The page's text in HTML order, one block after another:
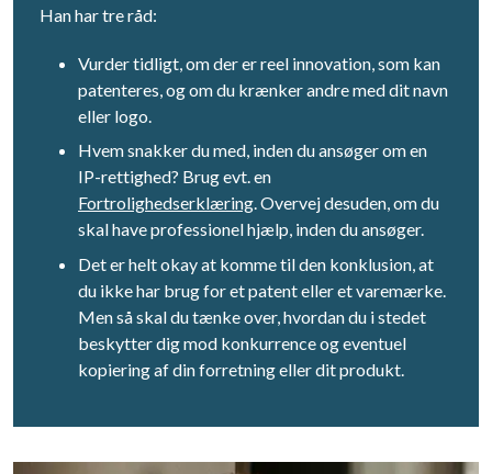
Han har tre råd:
Vurder tidligt, om der er reel innovation, som kan
patenteres, og om du krænker andre med dit navn
eller logo.
Hvem snakker du med, inden du ansøger om en
IP-rettighed? Brug evt. en
Fortrolighedserklæring. Overvej desuden, om du
skal have professionel hjælp, inden du ansøger.
Det er helt okay at komme til den konklusion, at
du ikke har brug for et patent eller et varemærke.
Men så skal du tænke over, hvordan du i stedet
beskytter dig mod konkurrence og eventuel
kopiering af din forretning eller dit produkt.